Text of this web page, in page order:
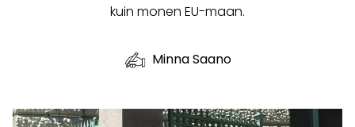
kuin monen EU-maan.
Minna Saano